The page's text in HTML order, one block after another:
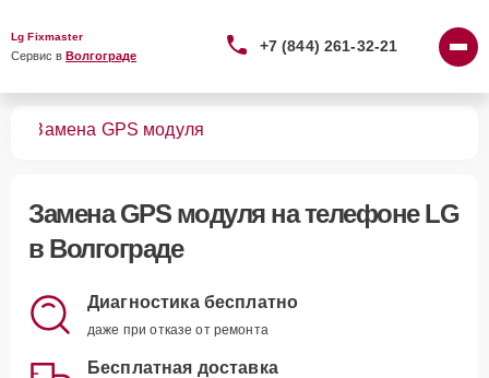
Lg Fixmaster
Сервис в Волгограде
+7 (844) 261-32-21
Замена GPS модуля
Замена GPS модуляна телефоне LG
в Волгограде
Диагностика бесплатно
даже при отказе от ремонта
Бесплатная доставка